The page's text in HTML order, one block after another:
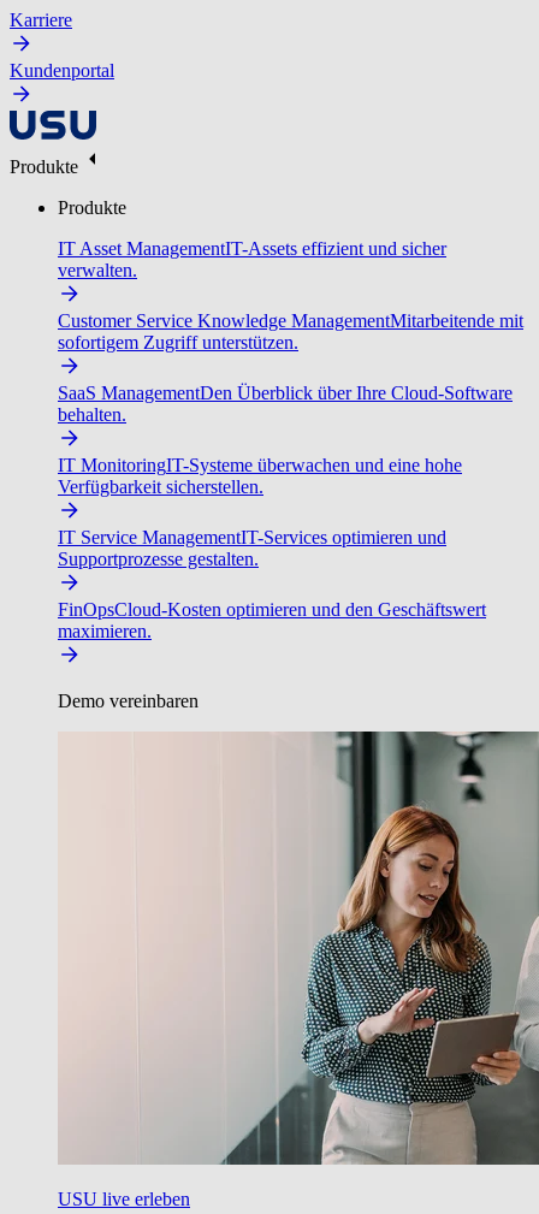
Karriere
Kundenportal
Produkte
Produkte
IT Asset ManagementIT-Assets effizient und sicher
verwalten.
Customer Service Knowledge ManagementMitarbeitende mit
sofortigem Zugriff unterstützen.
SaaS ManagementDen Überblick über Ihre Cloud-Software
behalten.
IT MonitoringIT-Systeme überwachen und eine hohe
Verfügbarkeit sicherstellen.
IT Service ManagementIT-Services optimieren und
Supportprozesse gestalten.
FinOpsCloud-Kosten optimieren und den Geschäftswert
maximieren.
Demo vereinbaren
USU live erleben